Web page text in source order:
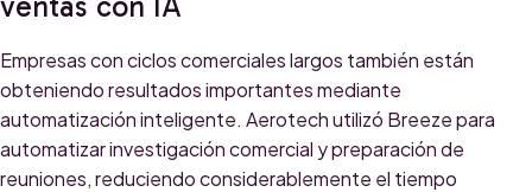
Empresas con ciclos comerciales largos también están
obteniendo resultados importantes mediante
automatización inteligente. Aerotech utilizó Breeze para
automatizar investigación comercial y preparación de
reuniones, reduciendo considerablemente el tiempo